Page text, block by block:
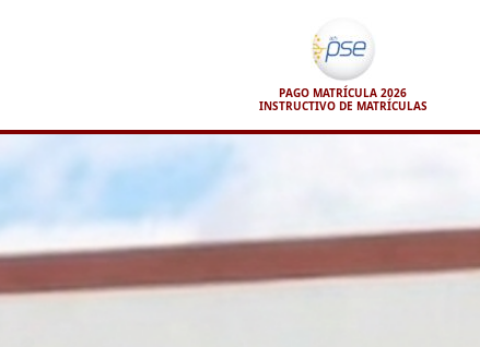
PAGO MATRÍCULA 2026
INSTRUCTIVO DE MATRÍCULAS